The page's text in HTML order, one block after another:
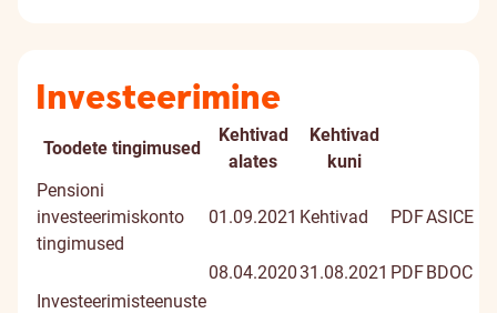
Investeerimine
Toodete tingimused
Kehtivad
alates
Kehtivad
kuni
Pensioni
investeerimiskonto
tingimused
01.09.2021 Kehtivad PDFASICE
08.04.202031.08.2021 PDFBDOC
Investeerimisteenuste